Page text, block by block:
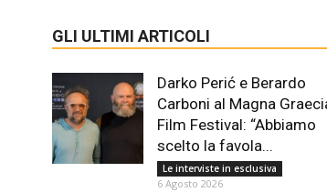
GLI ULTIMI ARTICOLI
Darko Perić e Berardo
Carboni al Magna
Film Festival: “Abbiamo
scelto la favola...
Le interviste in esclusiva
6 Agosto 2026